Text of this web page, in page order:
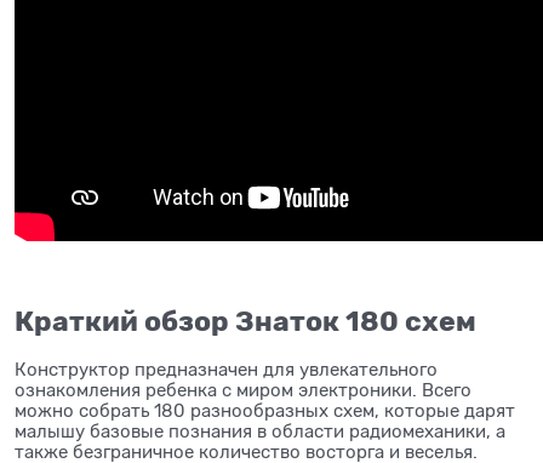
Краткий обзор Знаток 180 схем
Конструктор предназначен для увлекательного
ознакомления ребенка с миром электроники. Всего
можно собрать 180 разнообразных схем, которые дарят
малышу базовые познания в области радиомеханики, а
также безграничное количество восторга и веселья.